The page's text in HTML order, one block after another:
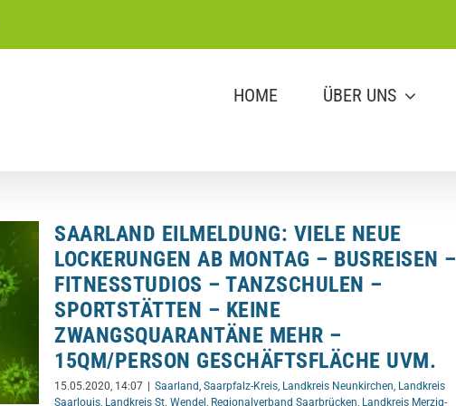
HOME ÜBER UNS
SAARLAND EILMELDUNG: VIELE NEUE
LOCKERUNGEN AB MONTAG – BUSREISEN –
FITNESSTUDIOS – TANZSCHULEN –
SPORTSTÄTTEN – KEINE
ZWANGSQUARANTÄNE MEHR –
15QM/PERSON GESCHÄFTSFLÄCHE UVM.
15.05.2020, 14:07 Saarland, Saarpfalz-Kreis, Landkreis Neunkirchen, Landkreis
Saarlouis, Landkreis St. Wendel , Regionalverband Saarbrücken, Landkreis Merzig-